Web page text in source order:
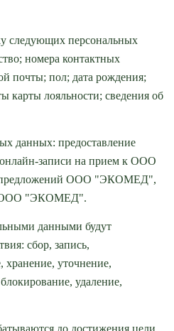
следующих персональных
номера контактных
почты; пол; дата рождения;
карты лояльности; сведения об
данных: предоставление
записи на прием к ООО
ООО "ЭКОМЕД",
ООО "ЭКОМЕД".
данными будут
сбор, запись,
хранение, уточнение,
удаление,
до достижения цели